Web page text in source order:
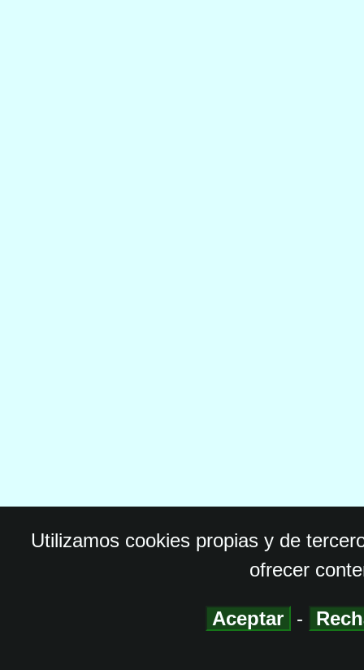
Utilizamos cookies propias y de
ofrecer
Aceptar -